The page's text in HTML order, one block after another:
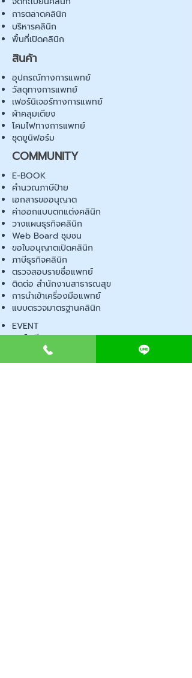
การตลาดคลินิก
บริหารคลินิก
พื้นที่เปิดคลินิก
สินค้า
อุปกรณ์ทางการแพทย์
วัสดุทางการแพทย์
เฟอร์นิเจอร์ทางการแพทย์
ผ้าคลุมเตียง
โคมไฟทางการแพทย์
ชุดยูนิฟอร์ม
COMMUNITY
E-BOOK
คำนวณภาษีป้าย
เอกสารขออนุญาต
ค่าออกแบบตกแต่งคลินิก
วางแผนธุรกิจคลินิก
Web Board ชุมชน
ขอใบอนุญาตเปิดคลินิก
ภาษีธุรกิจคลินิก
ตรวจสอบรายชื่อแพทย์
ติดต่อ สำนักงานสาธารณสุข
การนำเข้าเครื่องมือแพทย์
แบบตรวจมาตรฐานคลินิก
EVENT
คอร์สเรียน
เช็คเลข อย. ผลิตภัณฑ์
ไอเดียการออกแบบคลินิก